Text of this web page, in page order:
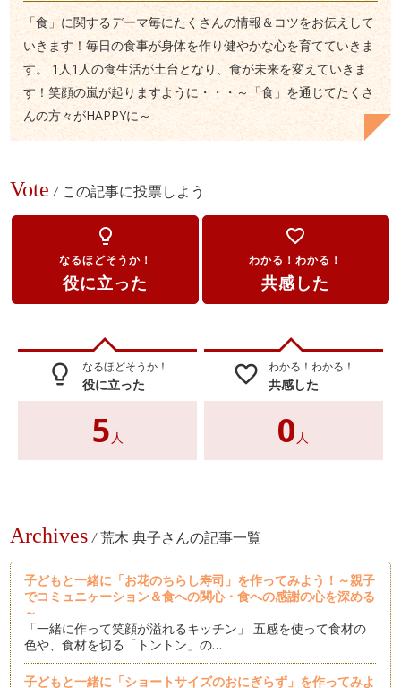
「食」に関するデーマ毎にたくさんの情報＆コツをお伝えして
いきます！毎日の食事が身体を作り健やかな心を育てていきま
す。 1人1人の食生活が土台となり、食が未来を変えていきま
す！笑顔の嵐が起りますように・・・～「食」を通じてたくさ
んの方々がHAPPYに～
Vote / この記事に投票しよう
lightbulb_outline
なるほどそうか！
役に立った
favorite_border
わかる！わかる！
共感した
lightbulb_outline なるほどそうか！
役に立った
5 人
favorite_border わかる！わかる！
共感した
0 人
Archives / 荒木 典子さんの記事一覧
子どもと一緒に「お花のちらし寿司」を作ってみよう！～親子
でコミュニヶーション＆食への関心・食への感謝の心を深める
～
「一緒に作って笑顔が溢れるキッチン」 五感を使って食材の
色や、食材を切る「トントン」の…
子どもと一緒に「ショートサイズのおにぎらず」を作ってみよ